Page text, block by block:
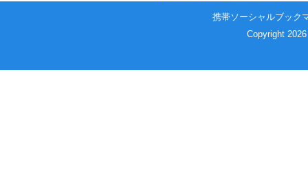
携帯ソーシャルブック
Copyright